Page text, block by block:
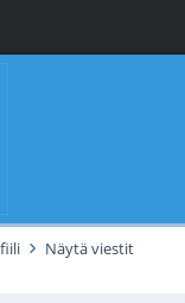
Näytä viestit